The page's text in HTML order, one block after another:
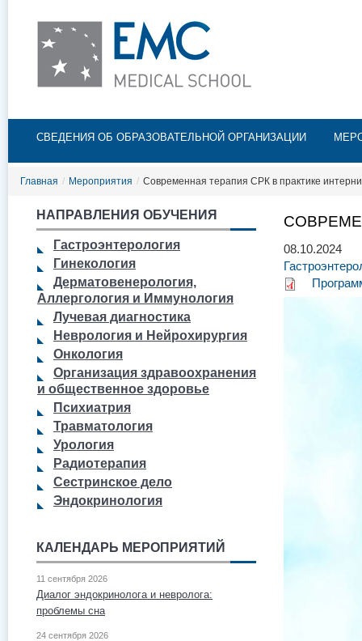
Главное меню
СВЕДЕНИЯ ОБ ОБРАЗОВАТЕЛЬНОЙ ОРГАНИЗАЦИИ
Главная / Мероприятия / Современная терапия СРК в практике
НАПРАВЛЕНИЯ ОБУЧЕНИЯ
Гастроэнтерология
Гинекология
Дерматовенерология,
Аллергология и Иммунология
Лучевая диагностика
Неврология и Нейрохирургия
Онкология
Организация здравоохранения
и общественное здоровье
Психиатрия
Травматология
Урология
Радиотерапия
Сестринское дело
Эндокринология
КАЛЕНДАРЬ МЕРОПРИЯТИЙ
11 сентября 2026
Диалог эндокринолога и невролога:
проблемы сна
24 сентября 2026
08.10.2024